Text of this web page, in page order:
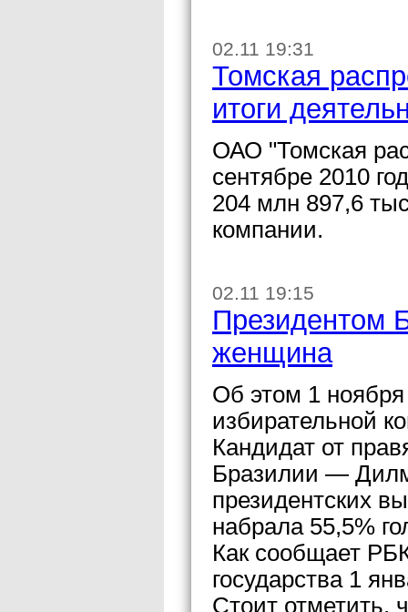
02.11 19:31
Томская
итоги
ОАО "Томская
сентябре 2010
204 млн 897,6
компании.
02.11 19:15
Президентом
женщина
Об этом 1
избирательной
Кандидат от
Бразилии —
президентских
набрала 55,5%
Как сообщает
государства 1
Стоит отметить,